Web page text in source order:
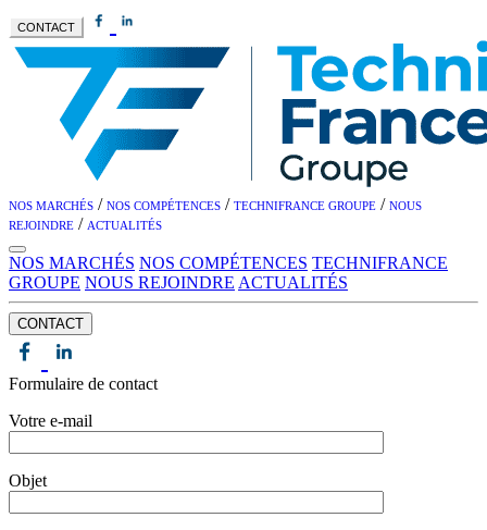
CONTACT
NOS MARCHÉS / NOS COMPÉTENCES / TECHNIFRANCE GROUPE / NOUS
REJOINDRE / ACTUALITÉS
NOS MARCHÉS NOS COMPÉTENCES TECHNIFRANCE
GROUPE NOUS REJOINDRE ACTUALITÉS
CONTACT
Formulaire de contact
Votre e-mail
Objet